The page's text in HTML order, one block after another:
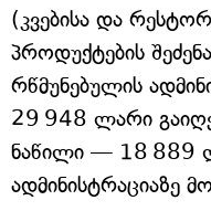
(კვებისა და
პროდუქტების
რწმუნებულის
29 948 ლარი
ნაწილი — 18 889
ადმინისტრაციაზე